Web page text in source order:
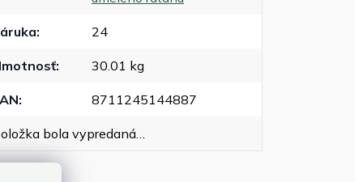
: 24
: 30.01 kg
: 8711245144887
bola vypredaná…